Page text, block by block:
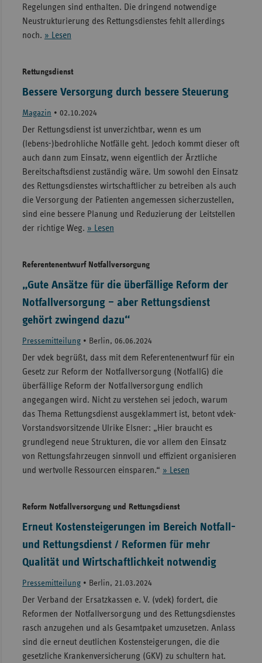
Regelungen sind enthalten. Die dringend notwendige
Neustrukturierung des Rettungsdienstes fehlt allerdings
noch. » Lesen
Rettungsdienst
Bessere Versorgung durch bessere Steuerung
Magazin • 02.10.2024
Der Rettungsdienst ist unverzichtbar, wenn es um
(lebens-)bedrohliche Notfälle geht. Jedoch kommt dieser oft
auch dann zum Einsatz, wenn eigentlich der Ärztliche
Bereitschaftsdienst zuständig wäre. Um sowohl den Einsatz
des Rettungsdienstes wirtschaftlicher zu betreiben als auch
die Versorgung der Patienten angemessen sicherzustellen,
sind eine bessere Planung und Reduzierung der Leitstellen
der richtige Weg. » Lesen
Referentenentwurf Notfallversorgung
„Gute Ansätze für die überfällige Reform der
Notfallversorgung – aber Rettungsdienst
gehört zwingend dazu“
Pressemitteilung• Berlin, 06.06.2024
Der vdek begrüßt, dass mit dem Referentenentwurf für ein
Gesetz zur Reform der Notfallversorgung (NotfallG) die
überfällige Reform der Notfallversorgung endlich
angegangen wird. Nicht zu verstehen sei jedoch, warum
das Thema Rettungsdienst ausgeklammert ist, betont vdek-
Vorstandsvorsitzende Ulrike Elsner: „Hier braucht es
grundlegend neue Strukturen, die vor allem den Einsatz
von Rettungsfahrzeugen sinnvoll und effizient organisieren
und wertvolle Ressourcen einsparen.“ » Lesen
Reform Notfallversorgung und Rettungsdienst
Erneut Kostensteigerungen im Bereich Notfall-
und Rettungsdienst / Reformen für mehr
Qualität und Wirtschaftlichkeit notwendig
Pressemitteilung• Berlin, 21.03.2024
Der Verband der Ersatzkassen e. V. (vdek) fordert, die
Reformen der Notfallversorgung und des Rettungsdienstes
rasch anzugehen und als Gesamtpaket umzusetzen. Anlass
sind die erneut deutlichen Kostensteigerungen, die die
gesetzliche Krankenversicherung (GKV) zu schultern hat.